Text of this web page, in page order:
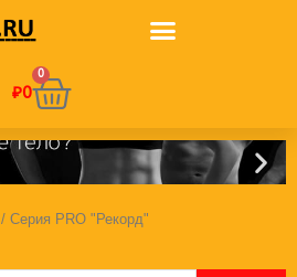
₽0
0
Корзина
/ Серия PRO "Рекорд"